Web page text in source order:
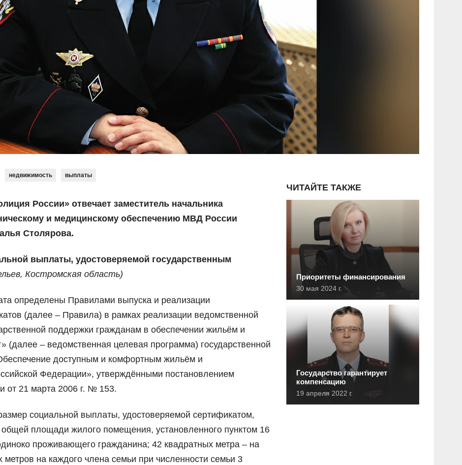
недвижимость выплаты
России» отвечает заместитель начальника
и медицинскому обеспечению МВД России
Столярова.
выплаты, удостоверяемой государственным
Костромская область)
определены Правилами выпуска и реализации
(далее – Правила) в рамках реализации ведомственной
поддержки гражданам в обеспечении жильём и
(далее – ведомственная целевая программа) государственной
доступным и комфортным жильём и
Федерации», утверждёнными постановлением
от 21 марта 2006 г. № 153.
социальной выплаты, удостоверяемой сертификатом,
общей площади жилого помещения, установленного пунктом 16
проживающего гражданина; 42 квадратных метра – на
на каждого члена семьи при численности семьи 3
ЧИТАЙТЕ ТАКЖЕ
Приоритеты финансирования
30 мая 2024 г.
Государство гарантирует
компенсацию
19 апреля 2022 г.